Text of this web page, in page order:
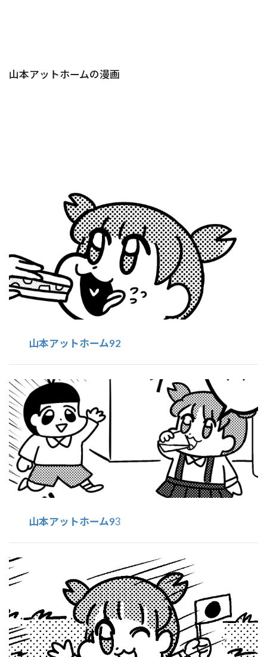
山本アットホームの漫画
山本アットホーム92
山本アットホーム93